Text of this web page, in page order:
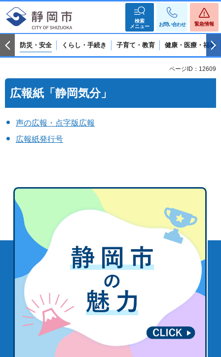
検索
メニュー
お問い合わせ 緊急情報
防災・安全 くらし・手続き 子育て・教育 健康・医療・福祉
ページID：12609
広報紙「静岡気分」
声の広報・点字版広報
広報紙発行号